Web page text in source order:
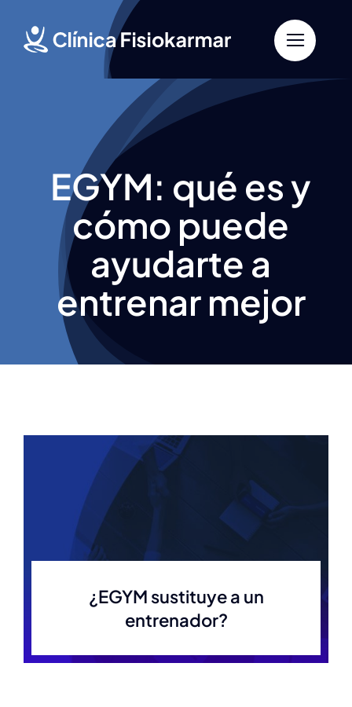
contenido
EGYM: qué es y
cómo puede
ayudarte a
entrenar mejor
¿EGYM sustituye a un
entrenador?